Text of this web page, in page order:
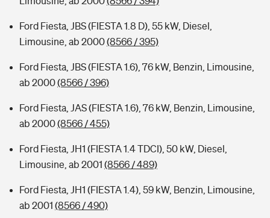
Ford Fiesta, JBS (FIESTA 1.8 D), 55 kW, Diesel,
Limousine, ab 2000(8566 / 395)
Ford Fiesta, JBS (FIESTA 1.6), 76 kW, Benzin, Limousine,
ab 2000(8566 / 396)
Ford Fiesta, JAS (FIESTA 1.6), 76 kW, Benzin, Limousine,
ab 2000(8566 / 455)
Ford Fiesta, JH1 (FIESTA 1.4 TDCI), 50 kW, Diesel,
Limousine, ab 2001 (8566 / 489)
Ford Fiesta, JH1 (FIESTA 1.4), 59 kW, Benzin, Limousine,
ab 2001 (8566 / 490)